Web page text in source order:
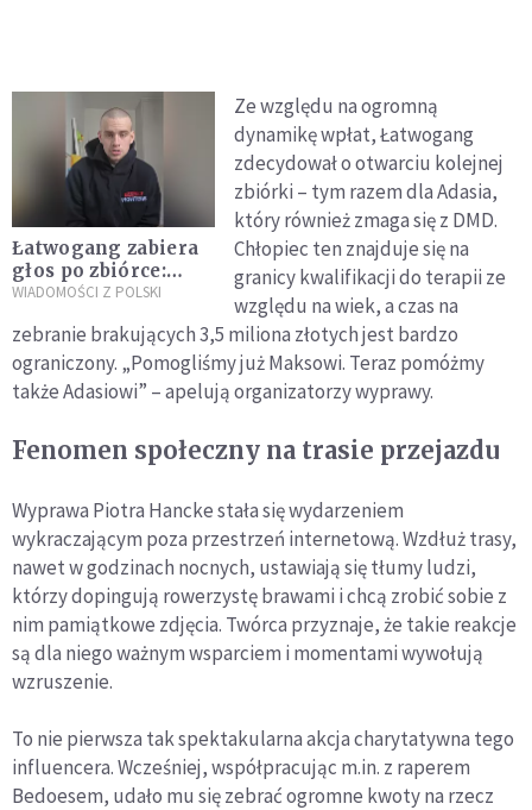
Łatwogang zabiera
głos po zbiórce:
zrzekam się
Publikujemy jego
oświadczenie
WIADOMOŚCI Z POLSKI
Ze względu na ogromną
dynamikę wpłat, Łatwogang
zdecydował o otwarciu kolejnej
zbiórki – tym razem dla Adasia,
który również zmaga się z DMD.
Chłopiec ten znajduje się na
granicy kwalifikacji do terapii ze
względu na wiek, a czas na
zebranie brakujących 3,5 miliona złotych jest bardzo
ograniczony. „Pomogliśmy już Maksowi. Teraz pomóżmy
także Adasiowi” – apelują organizatorzy wyprawy.
Fenomen społeczny na trasie przejazdu
Wyprawa Piotra Hancke stała się wydarzeniem
wykraczającym poza przestrzeń internetową. Wzdłuż trasy,
nawet w godzinach nocnych, ustawiają się tłumy ludzi,
którzy dopingują rowerzystę brawami i chcą zrobić sobie z
nim pamiątkowe zdjęcia. Twórca przyznaje, że takie reakcje
są dla niego ważnym wsparciem i momentami wywołują
wzruszenie.
To nie pierwsza tak spektakularna akcja charytatywna tego
influencera. Wcześniej, współpracując m.in. z raperem
Bedoesem, udało mu się zebrać ogromne kwoty na rzecz